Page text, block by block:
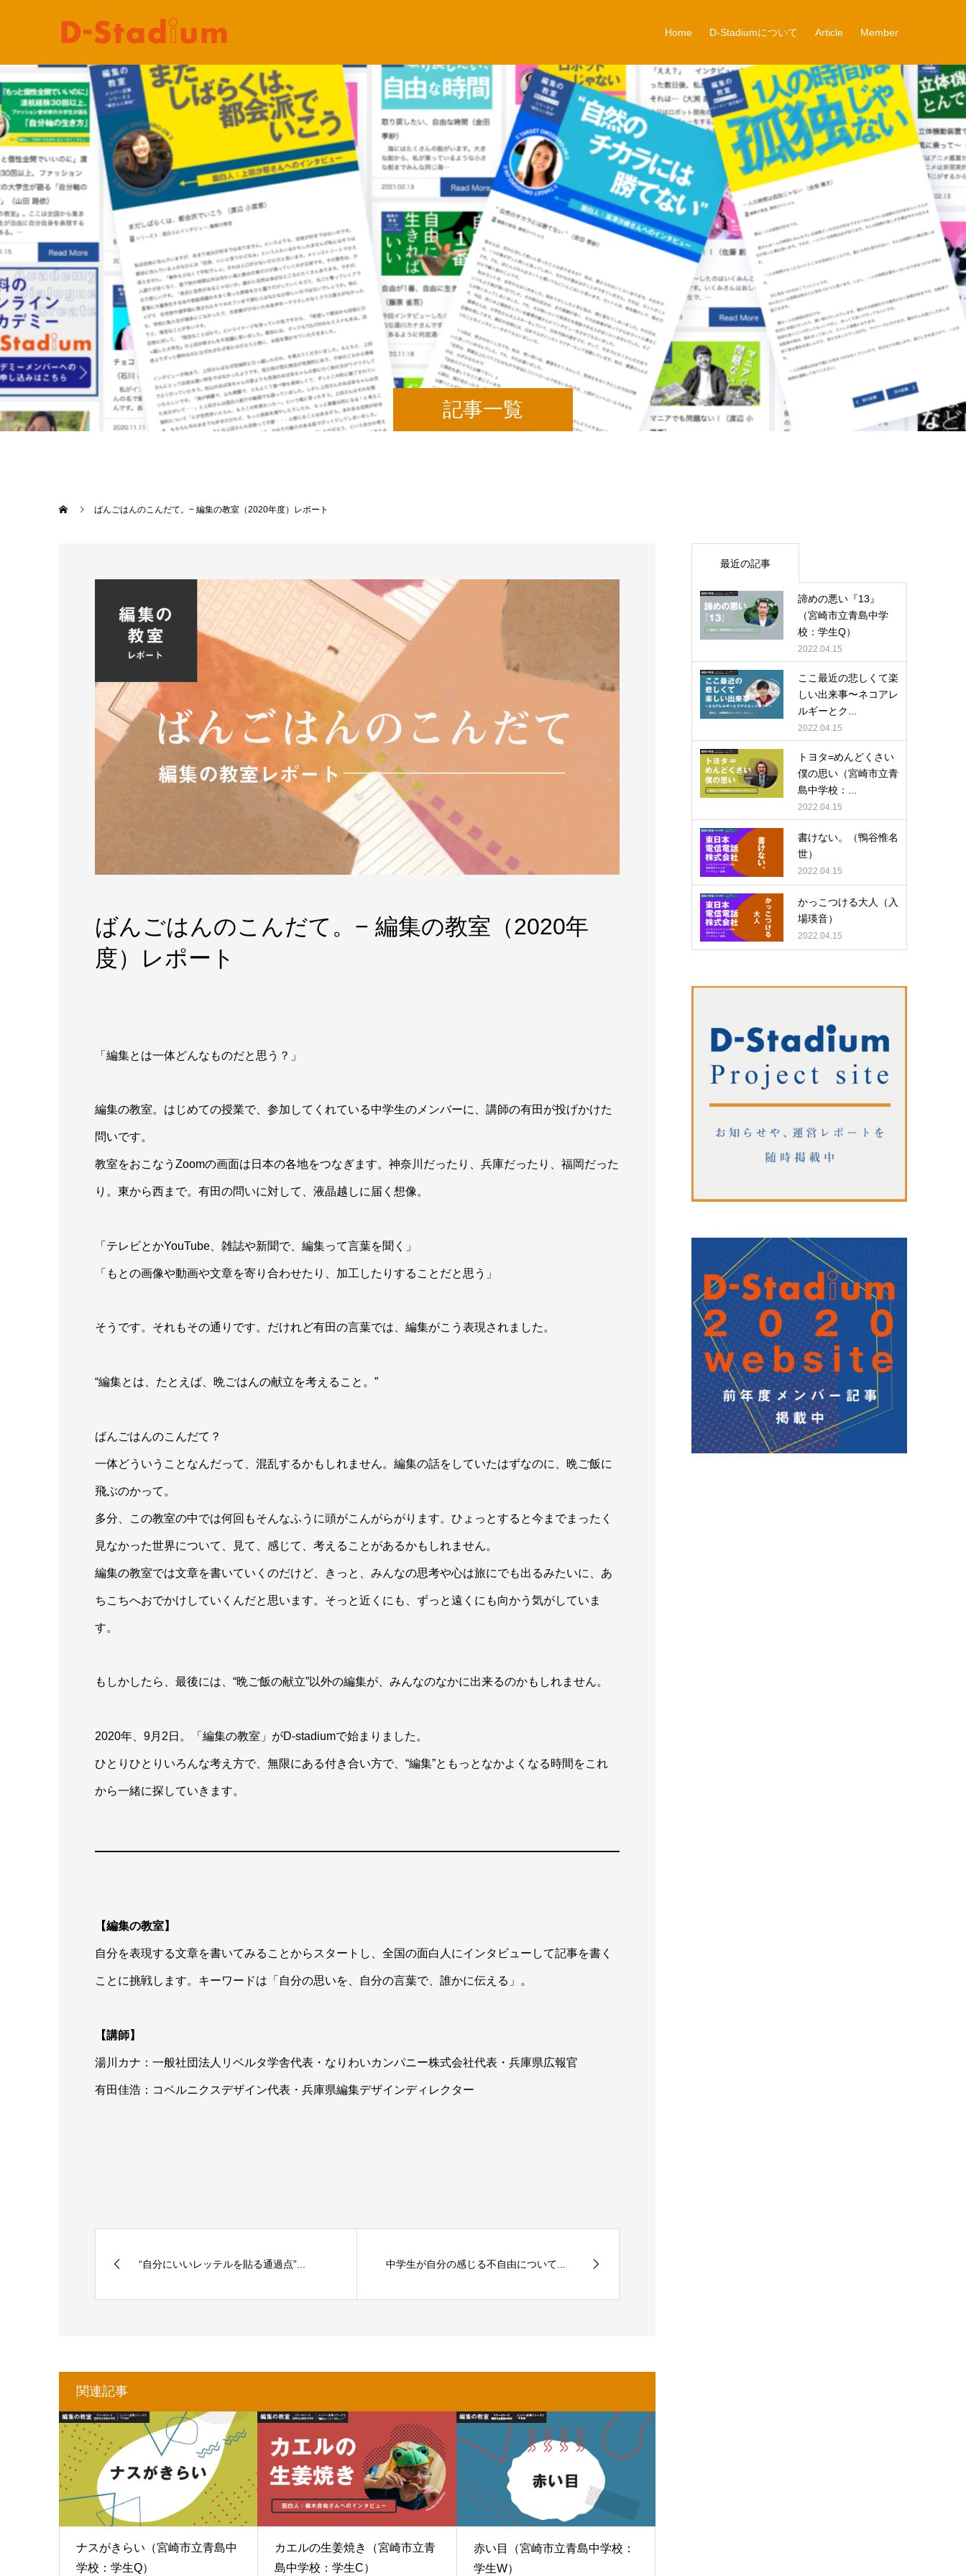
Home D-Stadiumについて Article Member
記事一覧
ばんごはんのこんだて。− 編集の教室（2020年度）レポート
ばんごはんのこんだて。− 編集の教室（2020年
度）レポート
「編集とは一体どんなものだと思う？」
編集の教室。はじめての授業で、参加してくれている中学生のメンバーに、講師の有田が投げかけた
問いです。
教室をおこなうZoomの画面は日本の各地をつなぎます。神奈川だったり、兵庫だったり、福岡だった
り。東から西まで。有田の問いに対して、液晶越しに届く想像。
「テレビとかYouTube、雑誌や新聞で、編集って言葉を聞く」
「もとの画像や動画や文章を寄り合わせたり、加工したりすることだと思う」
そうです。それもその通りです。だけれど有田の言葉では、編集がこう表現されました。
“編集とは、たとえば、晩ごはんの献立を考えること。”
ばんごはんのこんだて？
一体どういうことなんだって、混乱するかもしれません。編集の話をしていたはずなのに、晩ご飯に
飛ぶのかって。
多分、この教室の中では何回もそんなふうに頭がこんがらがります。ひょっとすると今までまったく
見なかった世界について、見て、感じて、考えることがあるかもしれません。
編集の教室では文章を書いていくのだけど、きっと、みんなの思考や心は旅にでも出るみたいに、あ
ちこちへおでかけしていくんだと思います。そっと近くにも、ずっと遠くにも向かう気がしていま
す。
もしかしたら、最後には、“晩ご飯の献立”以外の編集が、みんなのなかに出来るのかもしれません。
2020年、9月2日。「編集の教室」がD-stadiumで始まりました。
ひとりひとりいろんな考え方で、無限にある付き合い方で、“編集”ともっとなかよくなる時間をこれ
から一緒に探していきます。
【編集の教室】
自分を表現する文章を書いてみることからスタートし、全国の面白人にインタビューして記事を書く
ことに挑戦します。キーワードは「自分の思いを、自分の言葉で、誰かに伝える」。
【講師】
湯川カナ：一般社団法人リベルタ学舎代表・なりわいカンパニー株式会社代表・兵庫県広報官
有田佳浩：コペルニクスデザイン代表・兵庫県編集デザインディレクター
“自分にいいレッテルを貼る通過点”... 中学生が自分の感じる不自由について...
関連記事
ナスがきらい（宮崎市立青島中
学校：学生Q）
カエルの生姜焼き（宮崎市立青
島中学校：学生C）
赤い目（宮崎市立青島中学校：
学生W）
最近の記事
諦めの悪い『13』
（宮崎市立青島中学
校：学生Q）
2022.04.15
ここ最近の悲しくて楽
しい出来事〜ネコアレ
ルギーとク...
2022.04.15
トヨタ=めんどくさい
僕の思い（宮崎市立青
島中学校：...
2022.04.15
書けない。（鴨谷惟名
世）
2022.04.15
かっこつける大人（入
場瑛音）
2022.04.15